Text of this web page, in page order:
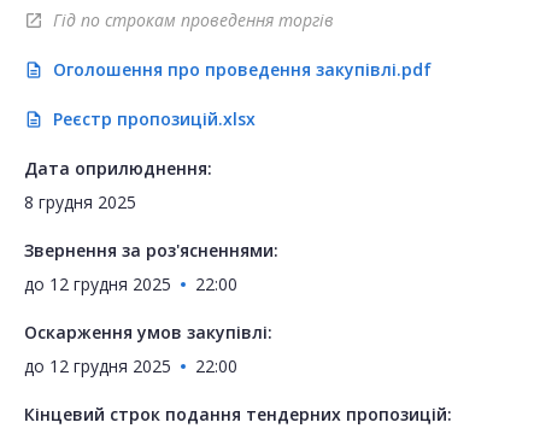
open_in_new Гід по строкам проведення торгів
description Оголошення про проведення закупівлі.pdf
description Реєстр пропозицій.xlsx
Дата оприлюднення:
8 грудня 2025
Звернення за роз'ясненнями:
до 12 грудня 2025 22:00
Оскарження умов закупівлі:
до 12 грудня 2025 22:00
Кінцевий строк подання тендерних пропозицій: